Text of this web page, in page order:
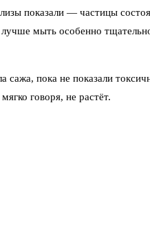
показали — частицы
лучше мыть особенно
сажа, пока не показали
говоря, не растёт.